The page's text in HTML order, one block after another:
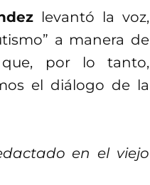
levantó la voz,
a manera de
por lo tanto,
el diálogo de la
en el viejo